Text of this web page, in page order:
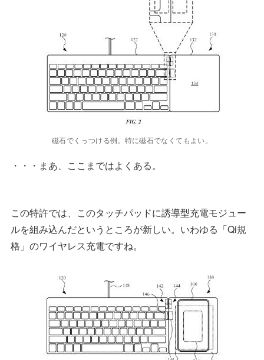
磁石でくっつける例。特に磁石でなくてもよい。
・・・まあ、ここまではよくある。
この特許では、このタッチパッドに誘導型充電モジュー
ルを組み込んだというところが新しい。いわゆる「Qi規
格」のワイヤレス充電ですね。